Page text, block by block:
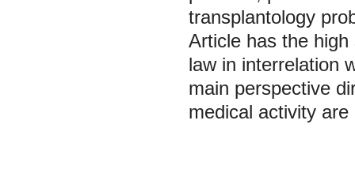
transplantology
Article has the
law in interrelation
main perspective
medical activity are